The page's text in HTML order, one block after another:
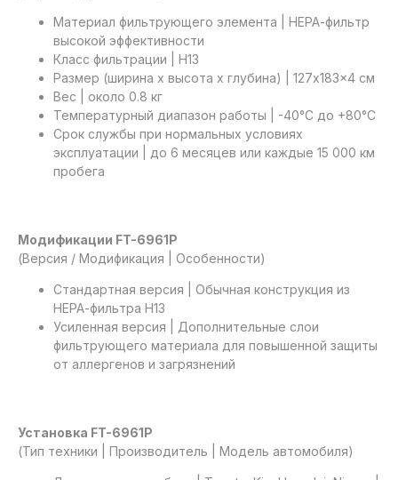
Материал фильтрующего элемента | НЕРА-фильтр
высокой эффективности
Класс фильтрации | H13
Размер (ширина x высота x глубина) | 127x183x4 см
Вес | около 0.8 кг
Температурный диапазон работы | -40°C до +80°C
Срок службы при нормальных условиях
эксплуатации | до 6 месяцев или каждые 15 000 км
пробега
Модификации FT-6961P
(Версия / Модификация | Особенности)
Стандартная версия | Обычная конструкция из
НЕРА-фильтра H13
Усиленная версия | Дополнительные слои
фильтрующего материала для повышенной защиты
от аллергенов и загрязнений
Установка FT-6961P
(Тип техники | Производитель | Модель автомобиля)